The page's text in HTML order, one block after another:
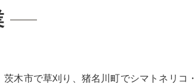
木市で草刈り、猪名川町でシマトネリコ